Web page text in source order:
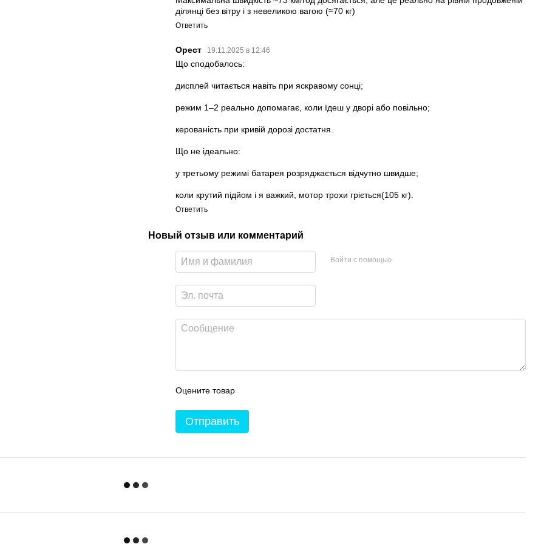
ділянці без вітру і з невеликою вагою (≈70 кг)
Ответить
Орест 19.11.2025 в 12:46
Що сподобалось:
дисплей читається навіть при яскравому сонці;
режим 1–2 реально допомагає, коли їдеш у дворі або повільно;
керованість при кривій дорозі достатня.
Що не ідеально:
у третьому режимі батарея розряджається відчутно швидше;
коли крутий підйом і я важкий, мотор трохи гріється(105 кг).
Ответить
Новый отзыв или комментарий
Войти с помощью
Оцените товар
Отправить